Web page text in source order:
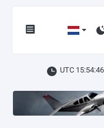
UTC 15:54:46